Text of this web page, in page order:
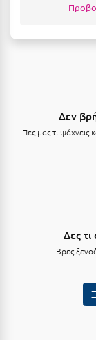
Μετέωρα
Μπαλί Κρήτης
Δεν
Πες μας τι
Δες τι
Βρες